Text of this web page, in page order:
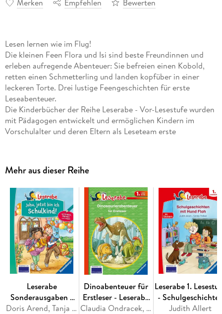
Merken Empfehlen Bewerten
Lesen lernen wie im Flug!
Die kleinen Feen Flora und Isi sind beste Freundinnen und
erleben aufregende Abenteuer: Sie befreien einen Kobold,
retten einen Schmetterling und landen kopfüber in einer
leckeren Torte. Drei lustige Feengeschichten für erste
Leseabenteuer.
Die Kinderbücher der Reihe Leserabe - Vor-Lesestufe wurden
mit Pädagogen entwickelt und ermöglichen Kindern im
Vorschulalter und deren Eltern als Leseteam erste
leicht in den Leseprozess einbezogen werden können.
Empfohlen von Stiftung Lesen, gelistet bei Antolin.
Mehr aus dieser Reihe
Leserabe
Sonderausgaben -
Juhu, jetzt bin ichDoris Arend, Tanja Bürgermeister, Anja Kiel, Henriette Wich
Dinoabenteuer für
Erstleser - Leserabe
1. Klasse -
Claudia Ondracek, Martin Klein
Leserabe 1.
-
mit Hund Floh
Judith Allert